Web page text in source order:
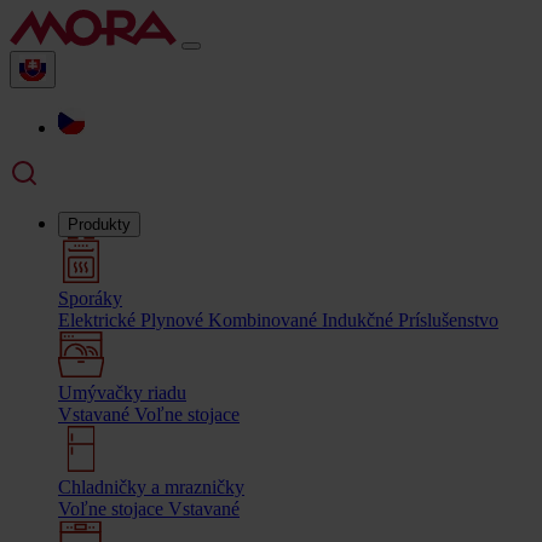
Produkty
Sporáky
Elektrické Plynové Kombinované Indukčné Príslušenstvo
Umývačky riadu
Vstavané Voľne stojace
Chladničky a mrazničky
Voľne stojace Vstavané